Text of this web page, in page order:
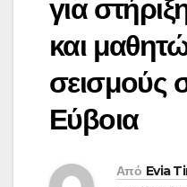
για
και
σεισμούς
Εύβοια
Από Evia